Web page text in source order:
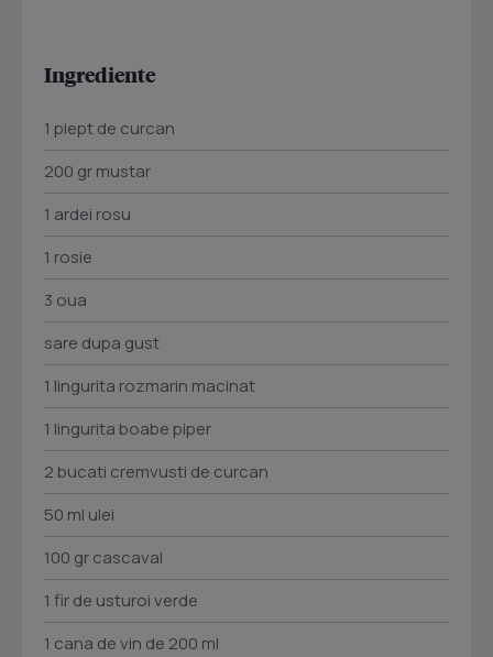
Ingrediente
1 piept de curcan
200 gr mustar
1 ardei rosu
1 rosie
3 oua
sare dupa gust
1 lingurita rozmarin macinat
1 lingurita boabe piper
2 bucati cremvusti de curcan
50 ml ulei
100 gr cascaval
1 fir de usturoi verde
1 cana de vin de 200 ml